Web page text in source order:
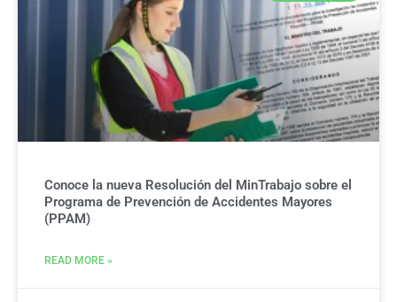
Conoce la nueva Resolución del MinTrabajo sobre el
Programa de Prevención de Accidentes Mayores
(PPAM)
READ MORE »